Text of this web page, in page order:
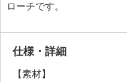
ローチです。
仕様・詳細
【素材】